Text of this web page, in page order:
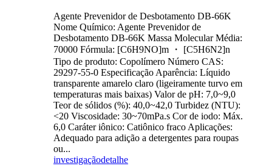
Agente Prevenidor de Desbotamento DB-66K
Nome Químico: Agente Prevenidor de
Desbotamento DB-66K Massa Molecular Média:
70000 Fórmula: [C6H9NO]m ・ [C5H6N2]n
Tipo de produto: Copolímero Número CAS:
29297-55-0 Especificação Aparência: Líquido
transparente amarelo claro (ligeiramente turvo em
temperaturas mais baixas) Valor de pH: 7,0~9,0
Teor de sólidos (%): 40,0~42,0 Turbidez (NTU):
<20 Viscosidade: 30~70mPa.s Cor de iodo: Máx.
6,0 Caráter iônico: Catiônico fraco Aplicações:
Adequado para adição a detergentes para roupas
ou...
investigaçãodetalhe